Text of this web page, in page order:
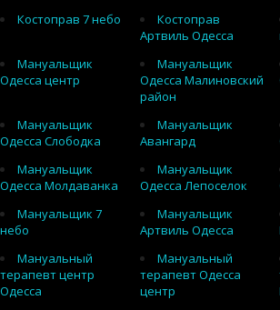
Костоправ 7 небо
Костоправ
Артвиль Одесса
Мануальщик
Одесса центр
Мануальщик
Одесса Малиновский
район
Мануальщик
Одесса Слободка
Мануальщик
Авангард
Мануальщик
Одесса Молдаванка
Мануальщик
Одесса Лепоселок
Мануальщик 7
небо
Мануальщик
Артвиль Одесса
Мануальный
терапевт центр
Одесса
Мануальный
терапевт Одесса
центр